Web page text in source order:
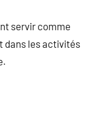
servir comme
dans les activités